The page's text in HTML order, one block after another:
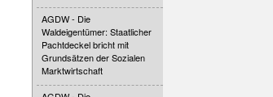
AGDW - Die
Waldeigentümer: Staatlicher
Pachtdeckel bricht mit
Grundsätzen der Sozialen
Marktwirtschaft